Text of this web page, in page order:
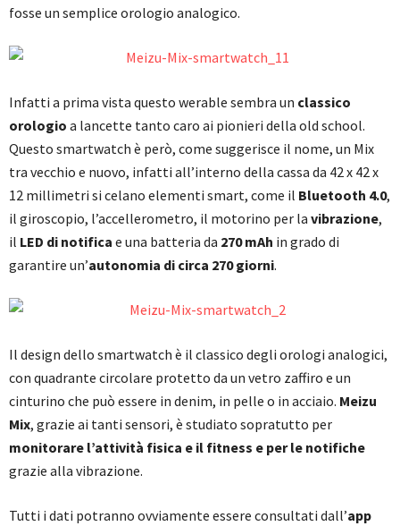
fosse un semplice orologio analogico.
Infatti a prima vista questo werable sembra un classico
orologio a lancette tanto caro ai pionieri della old school.
Questo smartwatch è però, come suggerisce il nome, un Mix
tra vecchio e nuovo, infatti all’interno della cassa da 42 x 42 x
12 millimetri si celano elementi smart, come il Bluetooth 4.0,
il giroscopio, l’accellerometro, il motorino per la vibrazione,
il LED di notifica e una batteria da 270 mAh in grado di
garantire un’autonomia di circa 270 giorni.
Il design dello smartwatch è il classico degli orologi analogici,
con quadrante circolare protetto da un vetro zaffiro e un
cinturino che può essere in denim, in pelle o in acciaio. Meizu
Mix, grazie ai tanti sensori, è studiato sopratutto per
monitorare l’attività fisica e il fitness e per le notifiche
grazie alla vibrazione.
Tutti i dati potranno ovviamente essere consultati dall’app